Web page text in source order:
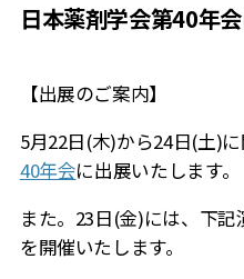
日本薬剤学会第40年
【出展のご案内】
5月22日(木)から24日(土)
40年会に出展いたします。
また。23日(金)には、下
を開催いたします。